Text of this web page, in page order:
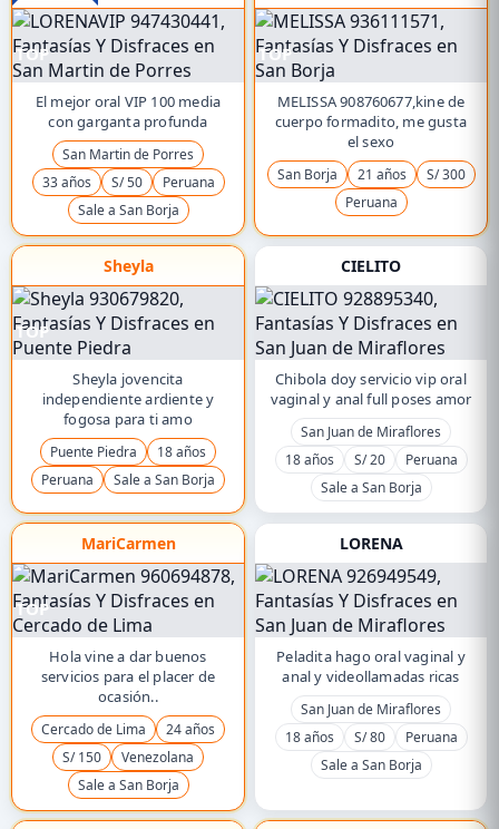
TOP
El mejor oral VIP 100 media
con garganta profunda
San Martin de Porres
33 años
S/ 50
Peruana
Sale a San Borja
TOP
MELISSA 908760677,kine de
cuerpo formadito, me gusta
el sexo
San Borja 21 años
S/ 300
Peruana
Sheyla
TOP
Sheyla jovencita
independiente ardiente y
fogosa para ti amo
Puente Piedra
18 años
Peruana
Sale a San Borja
CIELITO
Chibola doy servicio vip oral
vaginal y anal full poses amor
San Juan de Miraflores
18 años
S/ 20
Peruana
Sale a San Borja
MariCarmen
TOP
Hola vine a dar buenos
servicios para el placer de
ocasión..
Cercado de Lima
24 años
S/ 150
Venezolana
Sale a San Borja
LORENA
Peladita hago oral vaginal y
anal y videollamadas ricas
San Juan de Miraflores
18 años
S/ 80
Peruana
Sale a San Borja